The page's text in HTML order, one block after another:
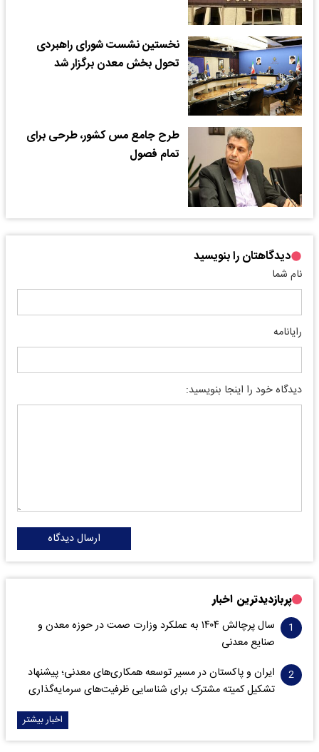
نخستین نشست شورای راهبردی
تحول بخش معدن برگزار شد
طرح جامع مس کشور، طرحی برای
تمام فصول
دیدگاهتان را بنویسید
نام شما
رایانامه
دیدگاه خود را اینجا بنویسید:
ارسال دیدگاه
پربازدیدترین اخبار
سال پرچالش ۱۴۰۴ به عملکرد وزارت صمت در حوزه معدن و
صنایع معدنی
ایران و پاکستان در مسیر توسعه همکاری‌های معدنی؛ پیشنهاد
تشکیل کمیته مشترک برای شناسایی ظرفیت‌های سرمایه‌گذاری
اخبار بیشتر